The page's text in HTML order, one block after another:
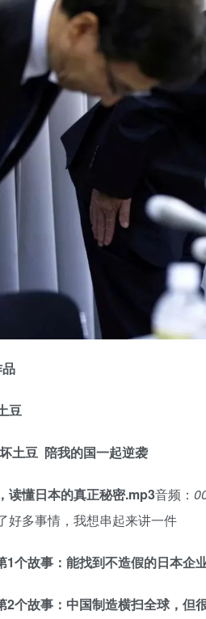
豆
土豆 陪我的国一起逆袭
读懂日本的真正秘密.mp3音频：
好多事情，我想串起来讲一件
1个故事：能找到不造假的日本企
2个故事：中国制造横扫全球，但